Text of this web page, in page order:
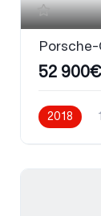
52 900€
2018